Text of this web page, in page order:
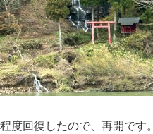
度回復したので、再開です。